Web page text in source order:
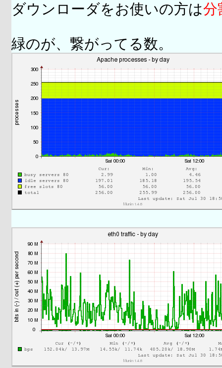
ダウンローダをお使いの方は分
緑のが、繋がってる数。